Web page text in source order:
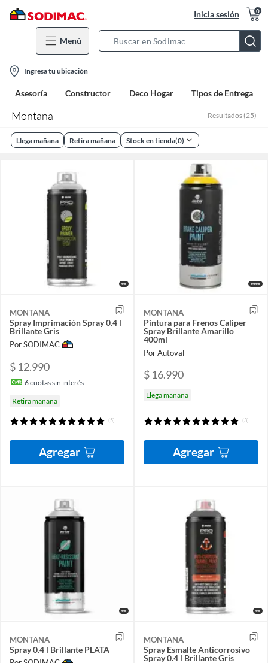
Inicia sesión 0
Menú
Bar
location-
icon
Ingresa tu ubicación
Asesoría Constructor Deco Hogar Tipos de Entrega
Montana Resultados (25)
Llega mañana Retira mañana Stock en tienda(0)
MONTANA
Spray Imprimación Spray 0.4 l
Brillante Gris
Por SODIMAC
$ 12.990
6cuotas sin interés
Retira mañana
(5)
Agregar
MONTANA
Pintura para Frenos Caliper
Spray Brillante Amarillo
400ml
Por Autoval
$ 16.990
Llega mañana
(3)
Agregar
MONTANA
Spray 0.4 l Brillante PLATA
MONTANA
Spray Esmalte Anticorrosivo
Spray 0.4 l Brillante Gris